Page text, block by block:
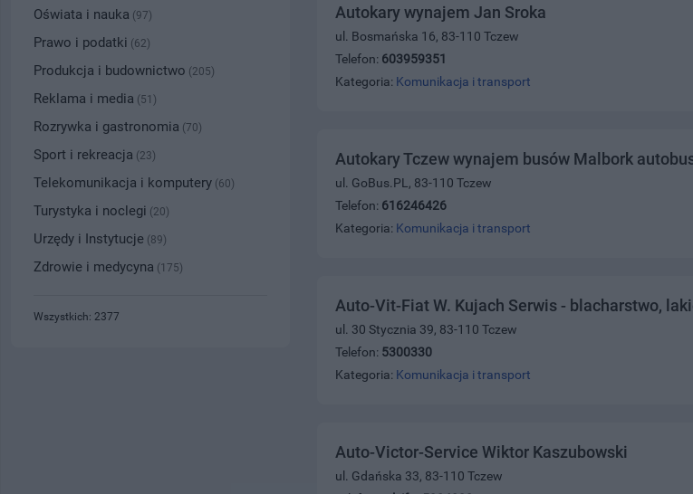
Autokary wynajem Jan Sroka
ul. Bosmańska 16, 83-110 Tczew
Telefon: 603959351
Kategoria: Komunikacja i transport
Autokary Tczew wynajem busów Malbork
ul. GoBus.PL, 83-110 Tczew
Telefon: 616246426
Kategoria: Komunikacja i transport
Auto-Vit-Fiat W. Kujach Serwis - blacharstwo,
ul. 30 Stycznia 39, 83-110 Tczew
Telefon: 5300330
Kategoria: Komunikacja i transport
Auto-Victor-Service Wiktor Kaszubowski
ul. Gdańska 33, 83-110 Tczew
Oświata i nauka (97)
Prawo i podatki (62)
Produkcja i budownictwo (205)
Reklama i media (51)
Rozrywka i gastronomia (70)
Sport i rekreacja (23)
Telekomunikacja i komputery (60)
Turystyka i noclegi (20)
Urzędy i Instytucje (89)
Zdrowie i medycyna (175)
Wszystkich: 2377